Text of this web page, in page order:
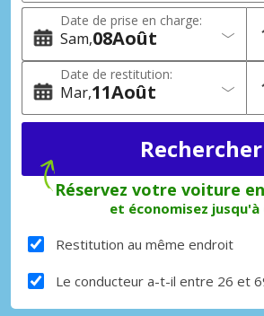
Date de prise en charge:
Sam 08Août
Date de restitution:
Mar 11Août
Réservez votre voiture
et économisez jusqu'à
Restitution au même endroit
Le conducteur a-t-il entre 26 et